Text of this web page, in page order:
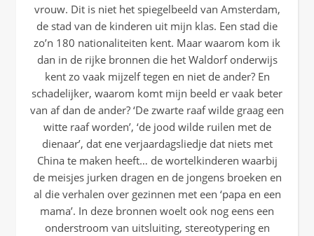
vrouw. Dit is niet het spiegelbeeld van Amsterdam,
de stad van de kinderen uit mijn klas. Een stad die
zo’n 180 nationaliteiten kent. Maar waarom kom ik
dan in de rijke bronnen die het Waldorf onderwijs
kent zo vaak mijzelf tegen en niet de ander? En
schadelijker, waarom komt mijn beeld er vaak beter
van af dan de ander? ‘De zwarte raaf wilde graag een
witte raaf worden’, ‘de jood wilde ruilen met de
dienaar’, dat ene verjaardagsliedje dat niets met
China te maken heeft… de wortelkinderen waarbij
de meisjes jurken dragen en de jongens broeken en
al die verhalen over gezinnen met een ‘papa en een
mama’. In deze bronnen woelt ook nog eens een
onderstroom van uitsluiting, stereotypering en